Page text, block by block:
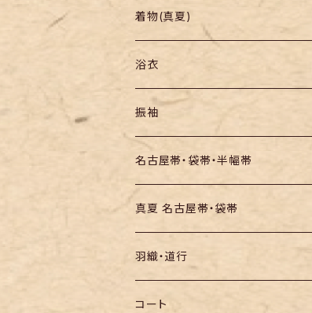
羽織り・道行
色無地・江戸小紋
紬
訪問着・付下
お召し
着物(真夏)
浴衣
セオα・ポリ
木綿・綿麻
絞りの浴衣
振袖
名古屋帯・袋帯・半幅帯
名古屋帯
袋帯
半幅帯
真夏 名古屋帯・袋帯
羽織・道行
コート